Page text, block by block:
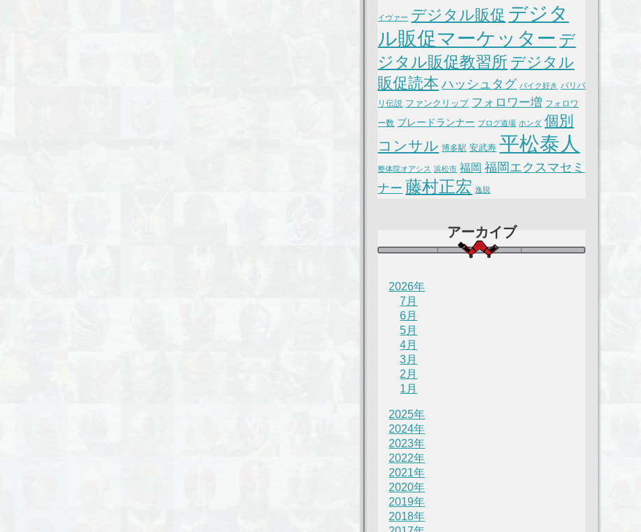
イヴァー デジタル販促 デジタ
ル販促マーケッター デ
ジタル販促教習所 デジタル
販促読本 ハッシュタグ バイク好き バリバ
リ伝説 ファンクリップ フォロワー増 フォロワ
ー数 ブレードランナー ブログ道場 ホンダ 個別
コンサル 博多駅 安武寿 平松泰人
整体院オアシス 浜松市 福岡 福岡エクスマセミ
ナー 藤村正宏 逸脱
アーカイブ
2026年
7月
6月
5月
4月
3月
2月
1月
2025年
2024年
2023年
2022年
2021年
2020年
2019年
2018年